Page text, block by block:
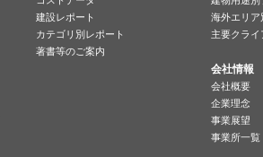
建設レポート
カテゴリ別レポート
著書等のご案内
海外エリア
主要クラ
会社情報
会社概要
企業理念
事業展望
事業所一覧